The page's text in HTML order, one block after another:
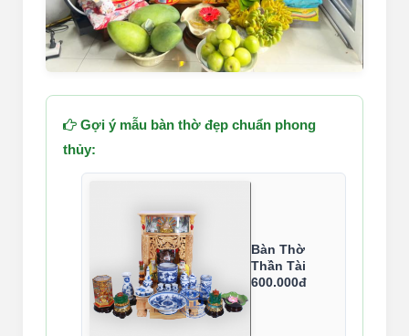
Gợi ý mẫu bàn thờ đẹp chuẩn phong
thủy:
Bàn Thờ
Thần Tài
600.000đ